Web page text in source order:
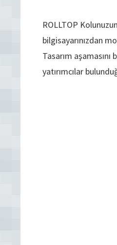
ROLLTOP
bilgisayarınızdan
Tasarım
yatırımcılar